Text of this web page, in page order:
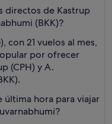
directos de Kastrup
(BKK)?
con 21 vuelos al mes,
por ofrecer
(CPH) y A.
última hora para viajar